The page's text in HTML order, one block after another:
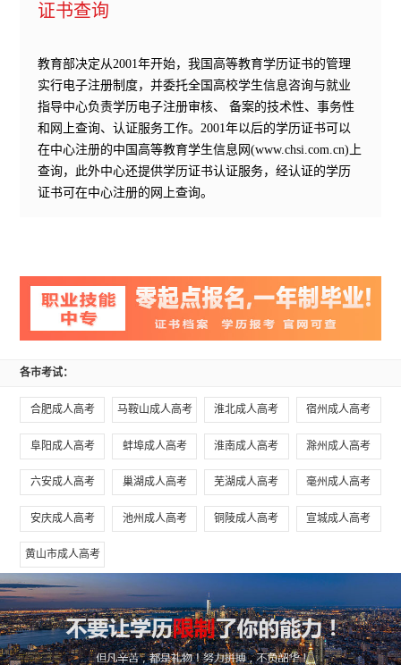
证书查询
教育部决定从2001年开始，我国高等教育学历证书的管理
实行电子注册制度，并委托全国高校学生信息咨询与就业
指导中心负责学历电子注册审核、 备案的技术性、事务性
和网上查询、认证服务工作。2001年以后的学历证书可以
在中心注册的中国高等教育学生信息网(www.chsi.com.cn)上
查询，此外中心还提供学历证书认证服务，经认证的学历
证书可在中心注册的网上查询。
各市考试：
合肥成人高考 马鞍山成人高考 淮北成人高考 宿州成人高考
阜阳成人高考 蚌埠成人高考 淮南成人高考 滁州成人高考
六安成人高考 巢湖成人高考 芜湖成人高考 毫州成人高考
安庆成人高考 池州成人高考 铜陵成人高考 宣城成人高考
黄山市成人高考